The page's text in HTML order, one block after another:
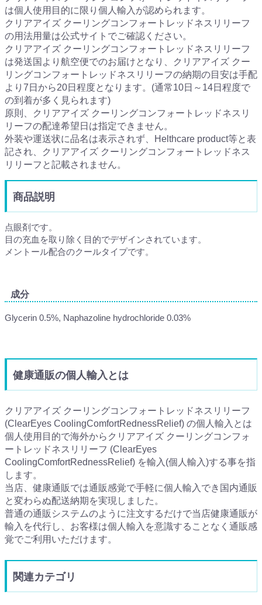
は個人使用目的に限り個人輸入が認められます。
クリアアイズ クーリングコンフォートレッドネスリリーフ
の用法用量は公式サイトでご確認ください。
クリアアイズ クーリングコンフォートレッドネスリリーフ
は発送国より航空便でのお届けとなり、クリアアイズ クー
リングコンフォートレッドネスリリーフの納期の目安は手配
より7日から20日程度となります。(通常10日～14日程度で
の到着が多く見られます)
原則、クリアアイズ クーリングコンフォートレッドネスリ
リーフの配達希望日は指定できません。
外装や運送状に品名は表示されず、Helthcare product等と表
記され、クリアアイズ クーリングコンフォートレッドネス
リリーフと記載されません。
商品説明
点眼剤です。
目の充血を取り除く目的でデザインされています。
メントール配合のクールタイプです。
成分
Glycerin 0.5%, Naphazoline hydrochloride 0.03%
健康通販の個人輸入とは
クリアアイズ クーリングコンフォートレッドネスリリーフ
(ClearEyes CoolingComfortRednessRelief) の個人輸入とは
個人使用目的で海外からクリアアイズ クーリングコンフォ
ートレッドネスリリーフ (ClearEyes
CoolingComfortRednessRelief) を輸入(個人輸入)する事を指
します。
当店、健康通販では通販感覚で手軽に個人輸入でき国内通販
と変わらぬ配送納期を実現しました。
普通の通販システムのように注文するだけで当店健康通販が
輸入を代行し、お客様は個人輸入を意識することなく通販感
覚でご利用いただけます。
関連カテゴリ